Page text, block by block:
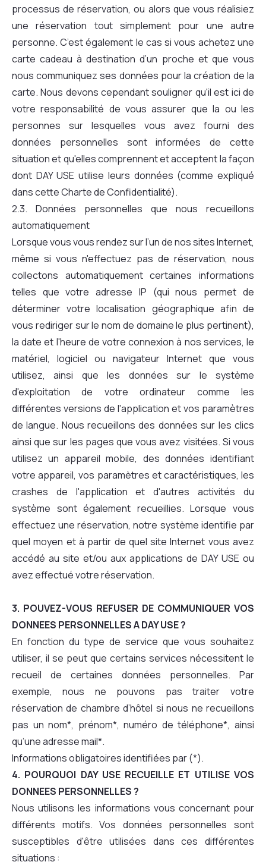
processus de réservation, ou alors que vous réalisiez
une réservation tout simplement pour une autre
personne. C’est également le cas si vous achetez une
carte cadeau à destination d’un proche et que vous
nous communiquez ses données pour la création de la
carte. Nous devons cependant souligner qu'il est ici de
votre responsabilité de vous assurer que la ou les
personnes sur lesquelles vous avez fourni des
données personnelles sont informées de cette
situation et qu'elles comprennent et acceptent la façon
dont DAY USE utilise leurs données (comme expliqué
dans cette Charte de Confidentialité).
2.3. Données personnelles que nous recueillons
automatiquement
Lorsque vous vous rendez sur l’un de nos sites Internet,
même si vous n'effectuez pas de réservation, nous
collectons automatiquement certaines informations
telles que votre adresse IP (qui nous permet de
déterminer votre localisation géographique afin de
vous rediriger sur le nom de domaine le plus pertinent),
la date et l'heure de votre connexion à nos services, le
matériel, logiciel ou navigateur Internet que vous
utilisez, ainsi que les données sur le système
d'exploitation de votre ordinateur comme les
différentes versions de l'application et vos paramètres
de langue. Nous recueillons des données sur les clics
ainsi que sur les pages que vous avez visitées. Si vous
utilisez un appareil mobile, des données identifiant
votre appareil, vos paramètres et caractéristiques, les
crashes de l'application et d'autres activités du
système sont également recueillies. Lorsque vous
effectuez une réservation, notre système identifie par
quel moyen et à partir de quel site Internet vous avez
accédé au site et/ou aux applications de DAY USE ou
avez effectué votre réservation.
3. POUVEZ-VOUS REFUSER DE COMMUNIQUER VOS
DONNEES PERSONNELLES A DAY USE ?
En fonction du type de service que vous souhaitez
utiliser, il se peut que certains services nécessitent le
recueil de certaines données personnelles. Par
exemple, nous ne pouvons pas traiter votre
réservation de chambre d’hôtel si nous ne recueillons
pas un nom*, prénom*, numéro de téléphone*, ainsi
qu’une adresse mail*.
Informations obligatoires identifiées par (*).
4. POURQUOI DAY USE RECUEILLE ET UTILISE VOS
DONNEES PERSONNELLES ?
Nous utilisons les informations vous concernant pour
différents motifs. Vos données personnelles sont
susceptibles d'être utilisées dans ces différentes
situations :